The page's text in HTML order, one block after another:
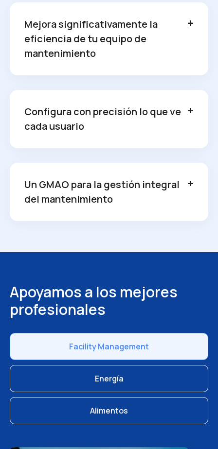
Mejora significativamente la
eficiencia de tu equipo de
mantenimiento
Configura con precisión lo que ve
cada usuario
Un GMAO para la gestión integral
del mantenimiento
Apoyamos a los mejores
profesionales
Facility Management
Energía
Alimentos